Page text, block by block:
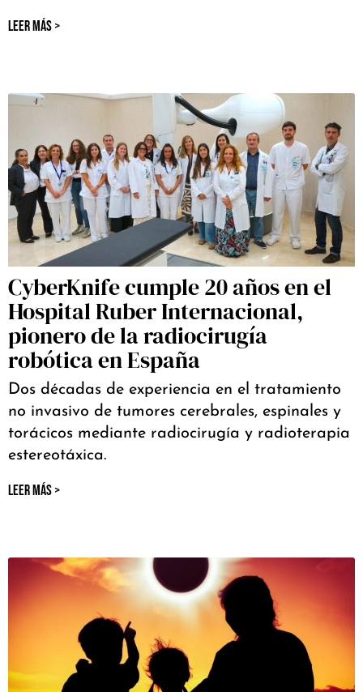
LEER MÁS >
CyberKnife cumple 20 años en el
Hospital Ruber Internacional,
pionero de la radiocirugía
robótica en España
Dos décadas de experiencia en el tratamiento
no invasivo de tumores cerebrales, espinales y
torácicos mediante radiocirugía y radioterapia
estereotáxica.
LEER MÁS >